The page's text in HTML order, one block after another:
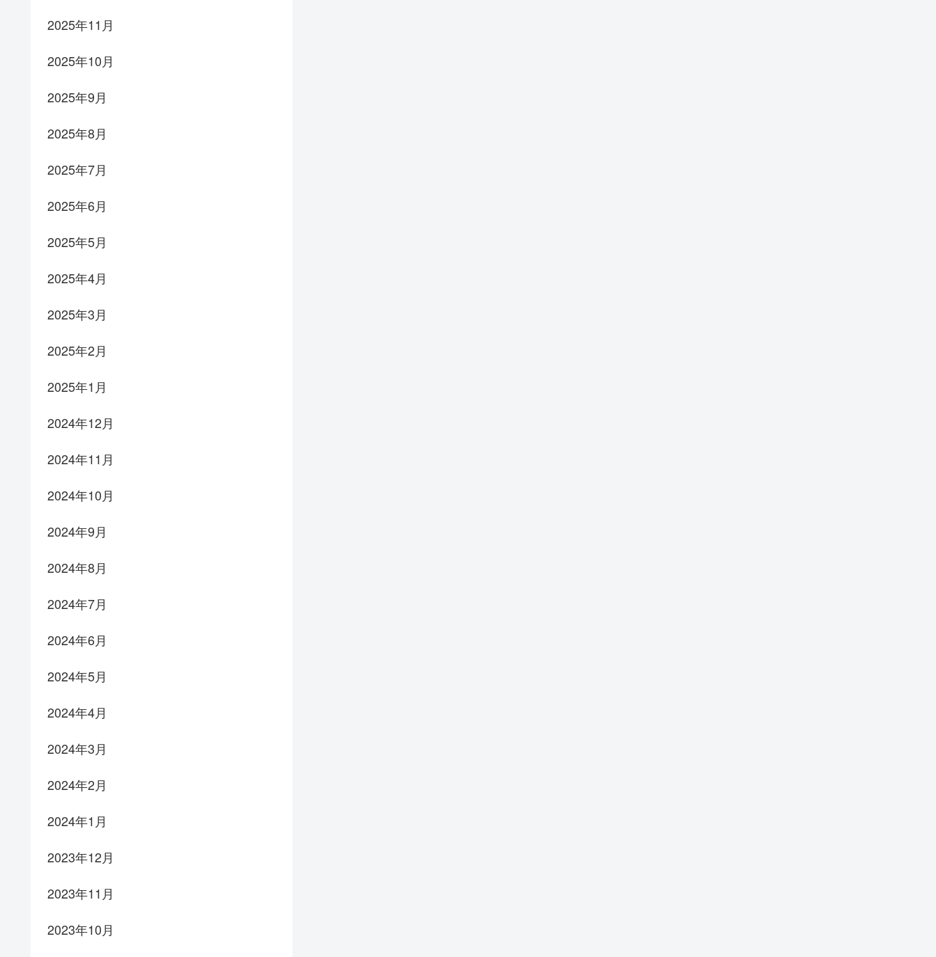
2025年11月
2025年10月
2025年9月
2025年8月
2025年7月
2025年6月
2025年5月
2025年4月
2025年3月
2025年2月
2025年1月
2024年12月
2024年11月
2024年10月
2024年9月
2024年8月
2024年7月
2024年6月
2024年5月
2024年4月
2024年3月
2024年2月
2024年1月
2023年12月
2023年11月
2023年10月